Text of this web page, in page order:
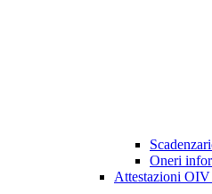
Oneri
Attestazioni OIV